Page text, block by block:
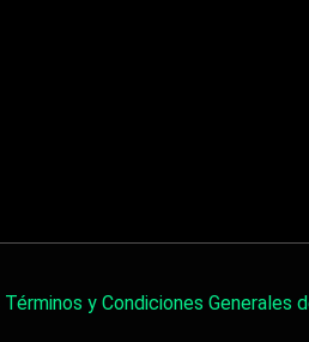
Términos y Condiciones Generales